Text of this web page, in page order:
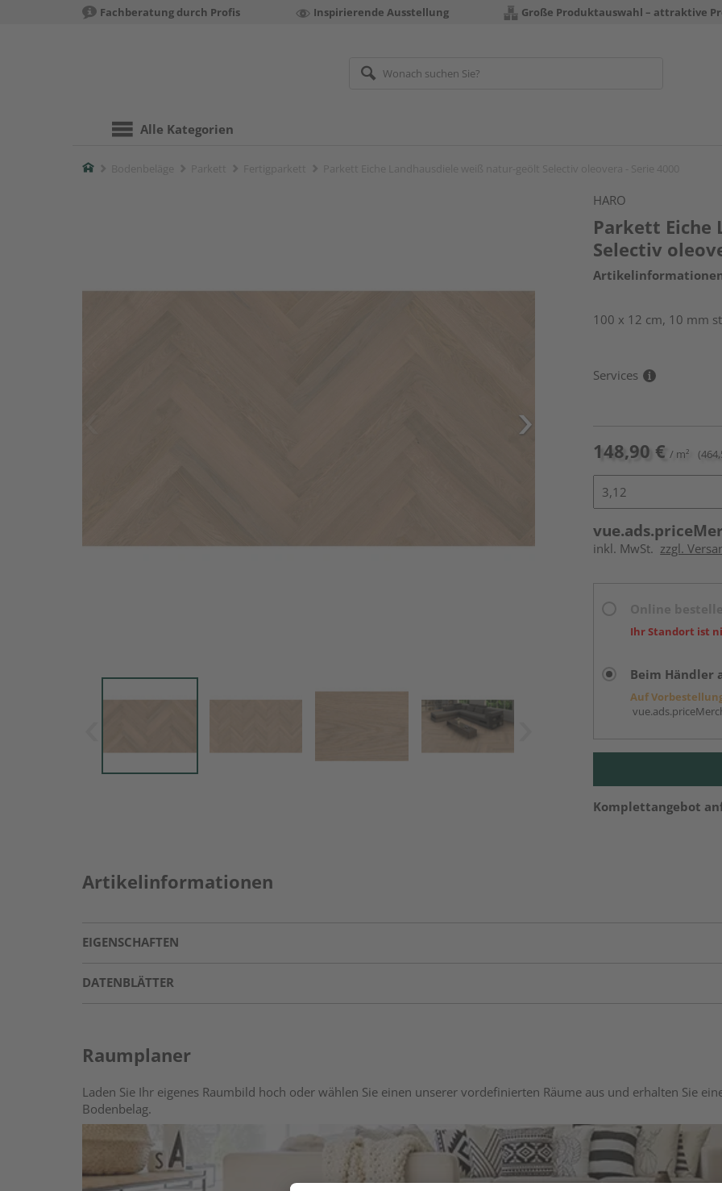
Fachberatung durch Profis Inspirierende Ausstellung Große Produktauswahl – attraktive
Alle Kategorien
Home
HARO
Parkett Eiche
Selectiv
100 x 12 cm, 10 mm
Services
148,90 € / m²
inkl. MwSt. zzgl.
Ihr Standort ist
Beim Händler
Auf
Komplettangebot
Artikelinformationen
EIGENSCHAFTEN
DATENBLÄTTER
Raumplaner
Laden Sie Ihr eigenes Raumbild hoch oder wählen Sie einen unserer vordefinierten Räume aus und erhalten Sie
Bodenbelag.